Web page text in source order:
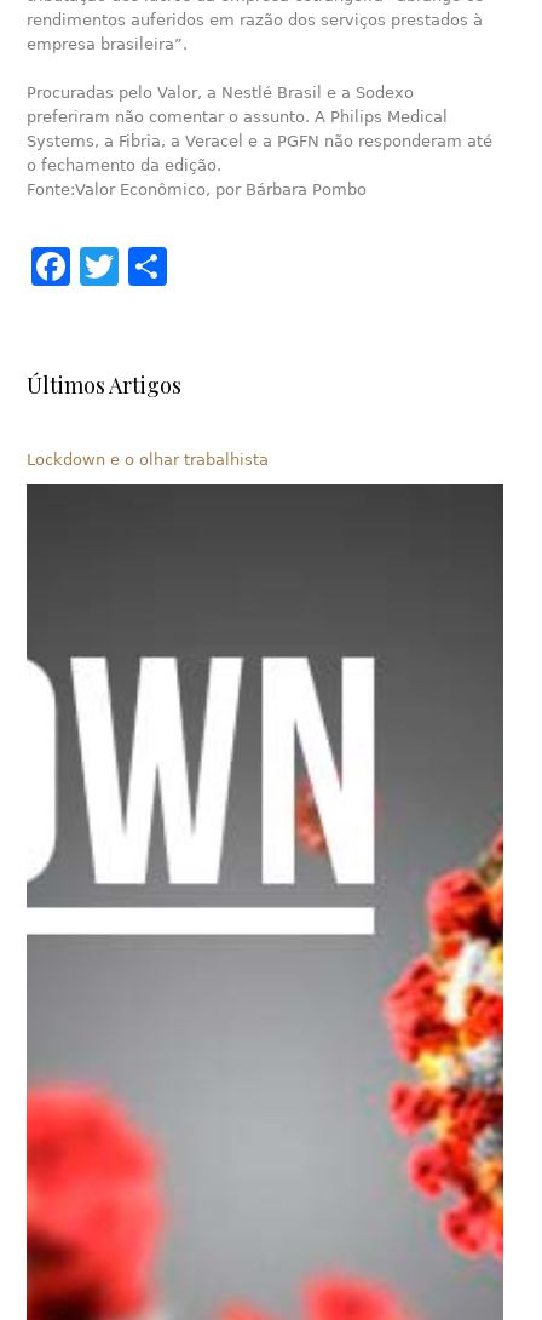
rendimentos auferidos em razão dos serviços prestados à
empresa brasileira”.
Procuradas pelo Valor, a Nestlé Brasil e a Sodexo
preferiram não comentar o assunto. A Philips Medical
Systems, a Fibria, a Veracel e a PGFN não responderam até
o fechamento da edição.
Fonte:Valor Econômico, por Bárbara Pombo
Facebook
Twitter
Últimos Artigos
Lockdown e o olhar trabalhista